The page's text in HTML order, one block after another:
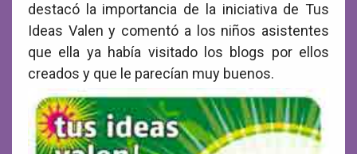
destacó la importancia de la iniciativa de Tus
Ideas Valen y comentó a los niños asistentes
que ella ya había visitado los blogs por ellos
creados y que le parecían muy buenos.